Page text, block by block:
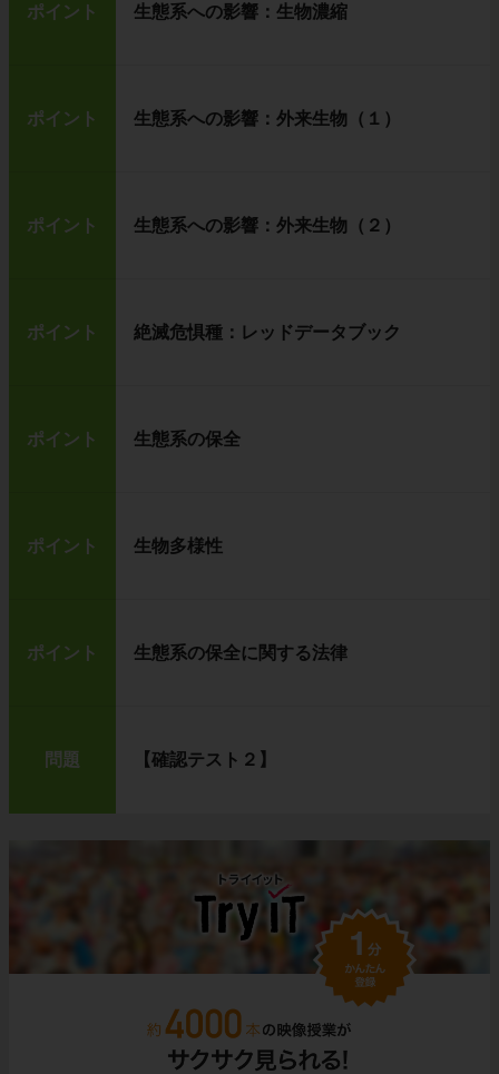
ポイント 生態系への影響：生物濃縮
ポイント 生態系への影響：外来生物（１）
ポイント 生態系への影響：外来生物（２）
ポイント 絶滅危惧種：レッドデータブック
ポイント 生態系の保全
ポイント 生物多様性
ポイント 生態系の保全に関する法律
問題 【確認テスト２】